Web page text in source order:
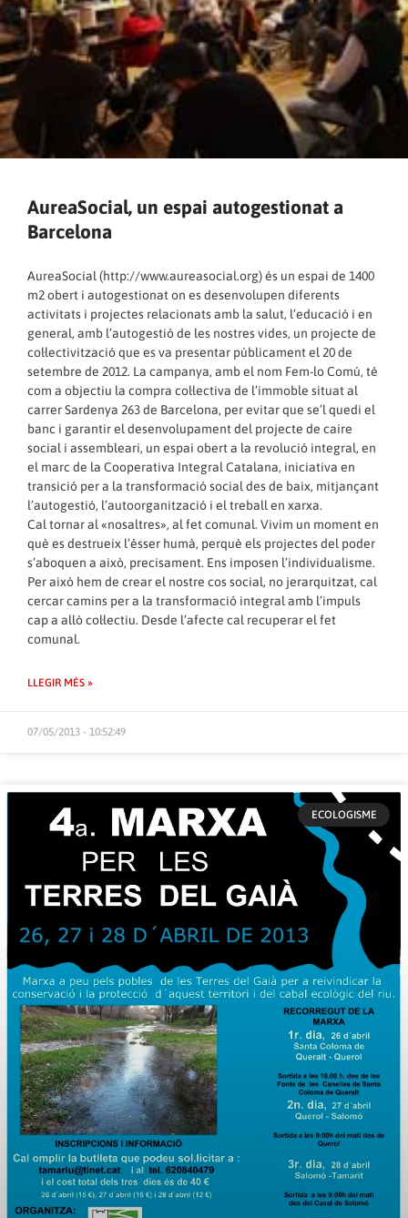
AureaSocial, un espai autogestionat a
Barcelona
AureaSocial (http://www.aureasocial.org) és un espai de 1400
m2 obert i autogestionat on es desenvolupen diferents
activitats i projectes relacionats amb la salut, l’educació i en
general, amb l’autogestió de les nostres vides, un projecte de
col·lectivització que es va presentar públicament el 20 de
setembre de 2012. La campanya, amb el nom Fem-lo Comú, té
com a objectiu la compra col·lectiva de l’immoble situat al
carrer Sardenya 263 de Barcelona, per evitar que se’l quedi el
banc i garantir el desenvolupament del projecte de caire
social i assembleari, un espai obert a la revolució integral, en
el marc de la Cooperativa Integral Catalana, iniciativa en
transició per a la transformació social des de baix, mitjançant
l’autogestió, l’autoorganització i el treball en xarxa.
Cal tornar al «nosaltres», al fet comunal. Vivim un moment en
què es destrueix l’ésser humà, perquè els projectes del poder
s’aboquen a això, precisament. Ens imposen l’individualisme.
Per això hem de crear el nostre cos social, no jerarquitzat, cal
cercar camins per a la transformació integral amb l’impuls
cap a allò col·lectiu. Desde l’afecte cal recuperar el fet
comunal.
LLEGIR MÉS »
07/05/2013 - 10:52:49
ECOLOGISME